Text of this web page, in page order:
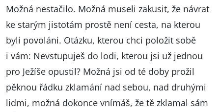
Možná nestačilo. Možná museli zakusit, že návrat
ke starým jistotám prostě není cesta, na kterou
byli povoláni. Otázku, kterou chci položit sobě
i vám: Nevstupuješ do lodi, kterou jsi už jednou
pro Ježíše opustil? Možná jsi od té doby prožil
pěknou řádku zklamání nad sebou, nad druhými
lidmi, možná dokonce vnímáš, že tě zklamal sám